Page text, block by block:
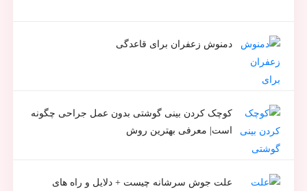
دمنوش زعفران برای قاعدگی
کوچک کردن بینی گوشتی بدون عمل جراحی چگونه
است| معرفی بهترین روش
علت جوش سرشانه چیست + دلایل و راه های